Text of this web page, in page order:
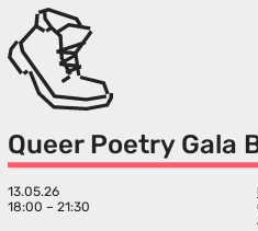
Queer Poetry Gala
13.05.26
18:00 – 21:30